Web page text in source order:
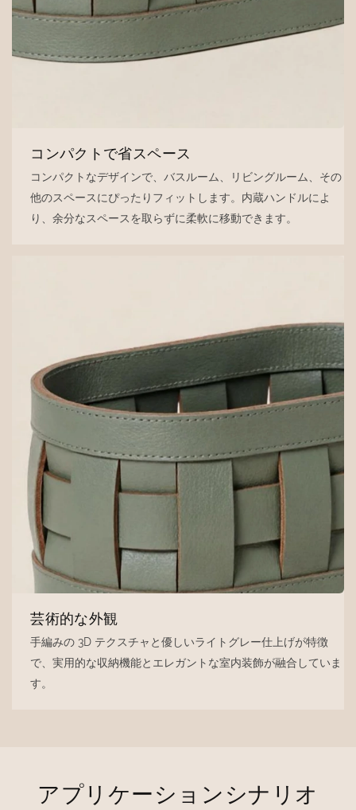
コンパクトで省スペース
コンパクトなデザインで、バスルーム、リビングルーム、その
他のスペースにぴったりフィットします。内蔵ハンドルによ
り、余分なスペースを取らずに柔軟に移動できます。
芸術的な外観
手編みの 3D テクスチャと優しいライトグレー仕上げが特徴
で、実用的な収納機能とエレガントな室内装飾が融合していま
す。
アプリケーションシナリオ